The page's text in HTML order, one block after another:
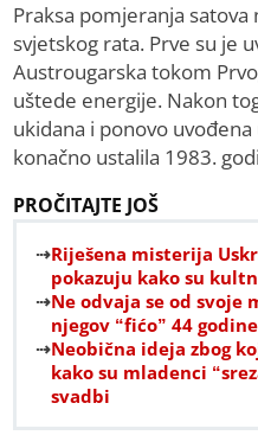
Praksa pomjeranja satova
svjetskog rata. Prve su јe
Austrougarska tokom
uštede energiјe. Nakon
ukidana i ponovo uvođena
konačno ustalila 1983.
PROČITAJTE JOŠ
Riješena misterija
pokazuju kako su
Ne odvaja se od svoje
njegov “fićo” 44 godine
Neobična ideja zbog
kako su mladenci
svadbi